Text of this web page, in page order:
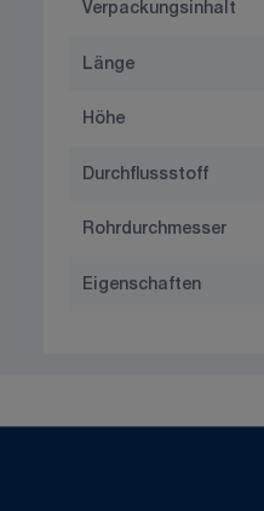
Verpackungsinhalt
Länge
Höhe
Durchflussstoff
Rohrdurchmesser
Eigenschaften